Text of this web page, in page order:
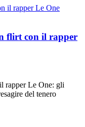
flirt con il rapper
rapper Le One: gli
del tenero